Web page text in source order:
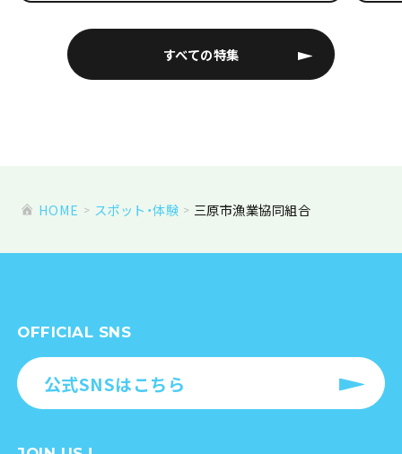
すべての特集
HOME スポット・体験 三原市漁業協同組合
OFFICIAL SNS
公式SNSはこちら